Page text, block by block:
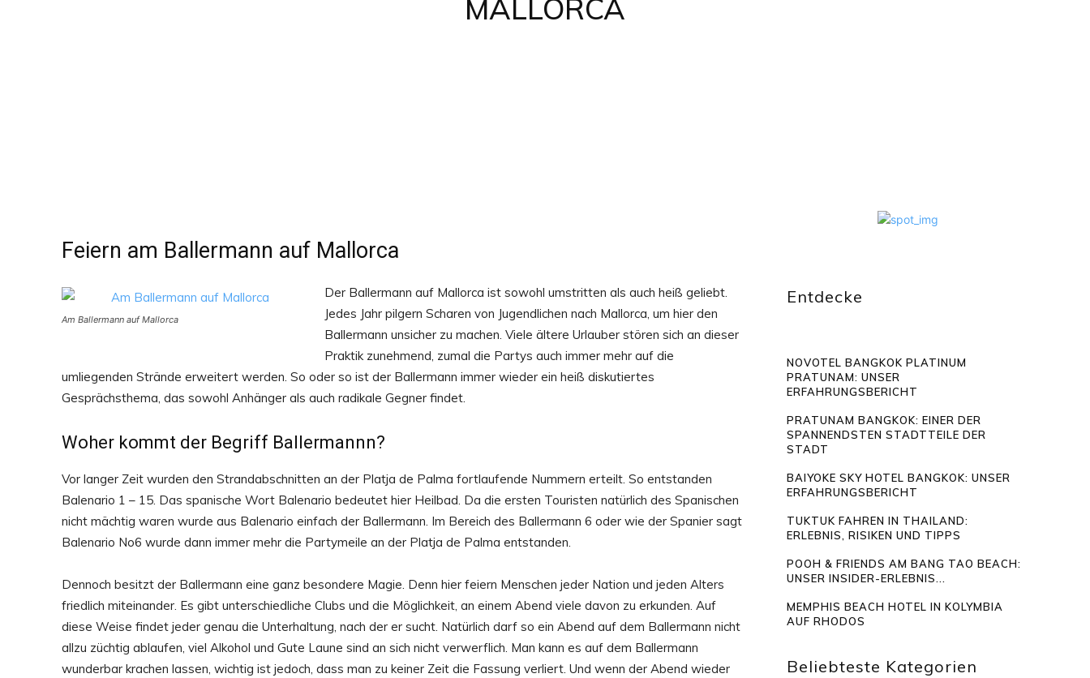
MALLORCA
Feiern am Ballermann auf Mallorca
Am Ballermann auf Mallorca
Der Ballermann auf Mallorca ist sowohl umstritten als auch heiß geliebt.
Jedes Jahr pilgern Scharen von Jugendlichen nach Mallorca, um hier den
Ballermann unsicher zu machen. Viele ältere Urlauber stören sich an dieser
Praktik zunehmend, zumal die Partys auch immer mehr auf die
umliegenden Strände erweitert werden. So oder so ist der Ballermann immer wieder ein heiß diskutiertes
Gesprächsthema, das sowohl Anhänger als auch radikale Gegner findet.
Woher kommt der Begriff Ballermannn?
Vor langer Zeit wurden den Strandabschnitten an der Platja de Palma fortlaufende Nummern erteilt. So entstanden
Balenario 1 – 15. Das spanische Wort Balenario bedeutet hier Heilbad. Da die ersten Touristen natürlich des Spanischen
nicht mächtig waren wurde aus Balenario einfach der Ballermann. Im Bereich des Ballermann 6 oder wie der Spanier sagt
Balenario No6 wurde dann immer mehr die Partymeile an der Platja de Palma entstanden.
Dennoch besitzt der Ballermann eine ganz besondere Magie. Denn hier feiern Menschen jeder Nation und jeden Alters
friedlich miteinander. Es gibt unterschiedliche Clubs und die Möglichkeit, an einem Abend viele davon zu erkunden. Auf
diese Weise findet jeder genau die Unterhaltung, nach der er sucht. Natürlich darf so ein Abend auf dem Ballermann nicht
allzu züchtig ablaufen, viel Alkohol und Gute Laune sind an sich nicht verwerflich. Man kann es auf dem Ballermann
wunderbar krachen lassen, wichtig ist jedoch, dass man zu keiner Zeit die Fassung verliert. Und wenn der Abend wieder
Entdecke
NOVOTEL BANGKOK PLATINUM
PRATUNAM: UNSER
ERFAHRUNGSBERICHT
PRATUNAM BANGKOK: EINER DER
SPANNENDSTEN STADTTEILE DER
STADT
BAIYOKE SKY HOTEL BANGKOK: UNSER
ERFAHRUNGSBERICHT
TUKTUK FAHREN IN THAILAND:
ERLEBNIS, RISIKEN UND TIPPS
POOH & FRIENDS AM BANG TAO BEACH:
UNSER INSIDER-ERLEBNIS...
MEMPHIS BEACH HOTEL IN KOLYMBIA
AUF RHODOS
Beliebteste Kategorien